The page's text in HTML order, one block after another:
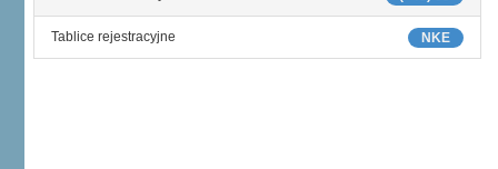
NKE
Tablice rejestracyjne